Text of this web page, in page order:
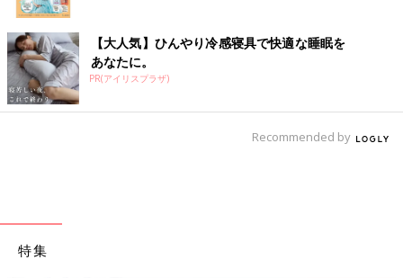
【大人気】ひんやり冷感寝具で快適な睡眠を
あなたに。
PR(アイリスプラザ)
Recommended by
特集